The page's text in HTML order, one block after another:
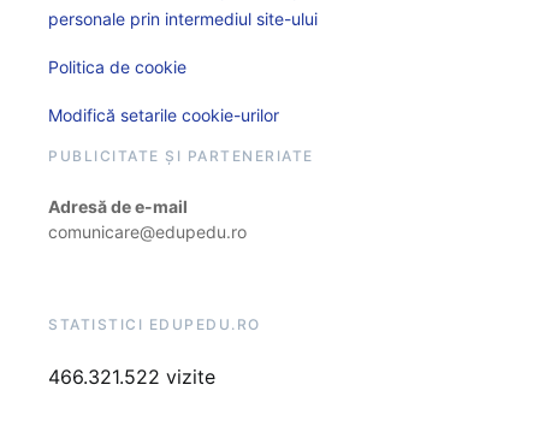
personale prin intermediul site-ului
Politica de cookie
Modifică setarile cookie-urilor
PUBLICITATE ȘI PARTENERIATE
Adresă de e-mail
comunicare@edupedu.ro
STATISTICI EDUPEDU.RO
466.321.522 vizite